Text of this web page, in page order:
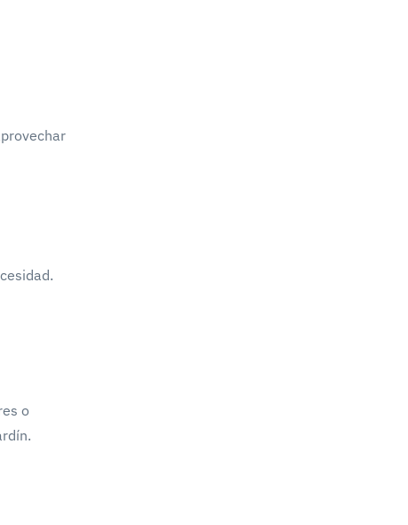
o